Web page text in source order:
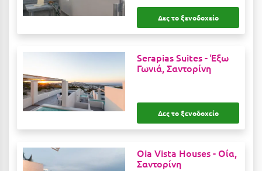
Μυτιλήνη
Νάουσα
Ναυπακτία
Νέα Μάκρη
Δες το ξενοδοχείο
Serapias Suites -Έξω
Γωνιά, Σαντορίνη
Δες το ξενοδοχείο
Oia Vista Houses -Οία,
Σαντορίνη